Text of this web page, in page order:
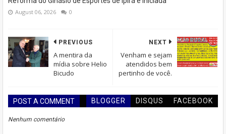
August 06, 2026 0
NEXT
Venham e sejam
atendidos bem
pertinho de você.
PREVIOUS
A mentira da
mídia sobre Helio
Bicudo
POST A COMMENT BLOGGER DISQUS FACEBOOK
Nenhum comentário